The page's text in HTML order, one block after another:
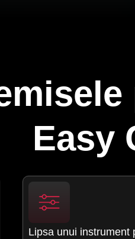
Lipsa unui instrument
Easy